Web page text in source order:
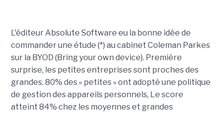
L'éditeur Absolute Software eu la bonne idée de
commander une étude (*) au cabinet Coleman Parkes
sur la BYOD (Bring your own device). Première
surprise, les petites entreprises sont proches des
grandes. 80% des « petites » ont adopté une politique
de gestion des appareils personnels, Le score
atteint 84% chez les moyennes et grandes